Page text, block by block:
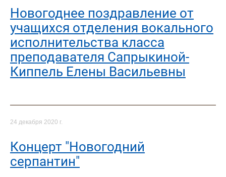
Новогоднее поздравление от
учащихся отделения вокального
исполнительства класса
преподавателя Сапрыкиной-
Киппель Елены Васильевны
24 декабря 2020 г.
Концерт "Новогодний
серпантин"